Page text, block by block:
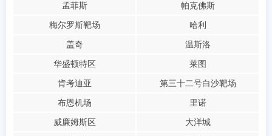
孟菲斯
帕克佛斯
梅尔罗斯靶场
哈利
盖奇
温斯洛
华盛顿特区
莱图
肯考迪亚
第三十二号白沙靶场
布恩机场
里诺
威廉姆斯区
大洋城